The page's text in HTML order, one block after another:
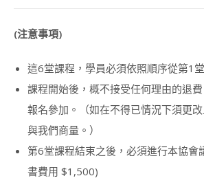
(注意事項)
這6堂課程，學員必須依照順序從第1
課程開始後，概不接受任何理由的退
報名參加。（如在不得已情況下須更
與我們商量。）
第6堂課程結束之後，必須進行本協會
書費用 $1,500)